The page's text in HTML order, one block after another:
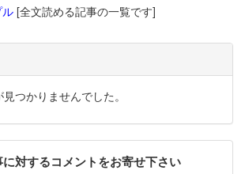
[全文読める記事の一覧です]
つかりませんでした。
対するコメントをお寄せ下さい